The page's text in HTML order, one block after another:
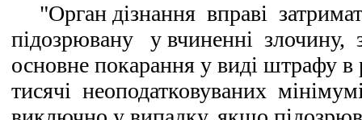
"Орган дізнання вправі
підозрювану у вчиненні злочину,
основне покарання у виді штрафу
тисячі неоподатковуваних